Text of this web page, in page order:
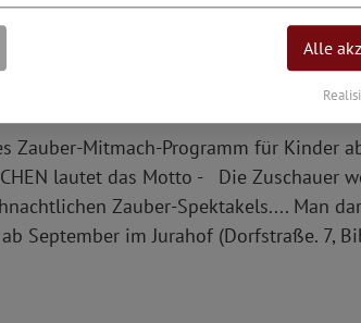
Zauber-Mitmach-Programm für Kinder
lautet das Motto - Die Zuschauer
Zauber-Spektakels.... Man
September im Jurahof (Dorfstraße. 7,
Alle